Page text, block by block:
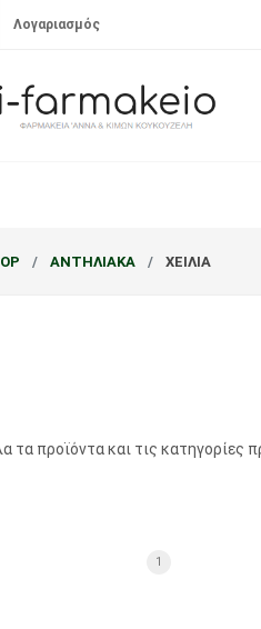
Λογαριασμός
ΑΝΤΗΛΙΑΚΑ ΧΕΙΛΙΑ
τα προϊόντα και τις κατηγορίες
1